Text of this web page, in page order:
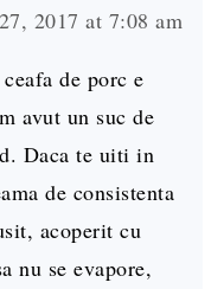
2017 at 7:08 am
de porc e
avut un suc de
Daca te uiti in
de consistenta
acoperit cu
nu se evapore,